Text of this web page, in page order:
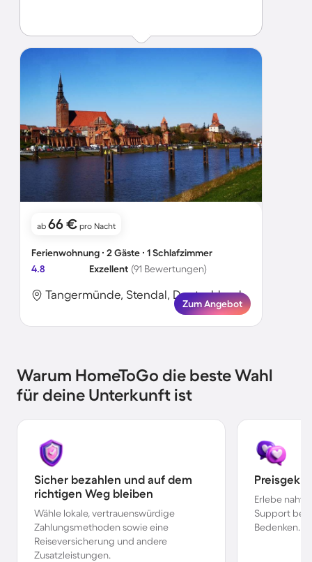
ab 66 € pro Nacht
Ferienwohnung ∙ 2 Gäste ∙ 1 Schlafzimmer
4.8
Exzellent (91 Bewertungen)
Tangermünde, Stendal, Deutschland
Zum Angebot
Warum HomeToGo die beste Wahl
für deine Unterkunft ist
Sicher bezahlen und auf dem
richtigen Weg bleiben
Wähle lokale, vertrauenswürdige
Zahlungsmethoden sowie eine
Reiseversicherung und andere
Zusatzleistungen.
Erlebe
Support bei
Bedenken.